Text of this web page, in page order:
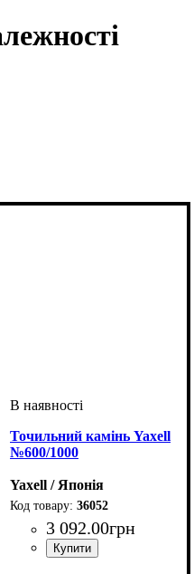
Точильний камінь Yaxell
№600/1000
Yaxell / Японія
36052
3 092.00грн